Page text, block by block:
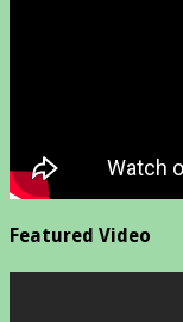
Featured Video